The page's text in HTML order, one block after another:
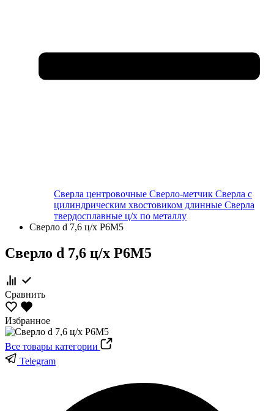
Сверла центровочные Сверло-метчик Сверла с
цилиндрическим хвостовиком длинные Сверла
твердосплавные ц/х по металлу
Сверло d 7,6 ц/х Р6М5
Сверло d 7,6 ц/х Р6М5
Сравнить
Избранное
Все товары категории
Telegram